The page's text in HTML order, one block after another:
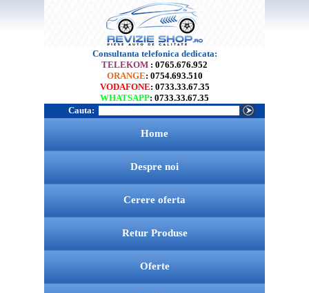
Consultanta telefonica dedicata:
TELEKOM : 0765.676.952
ORANGE: 0754.693.510
VODAFONE: 0733.33.67.35
WHATSAPP: 0733.33.67.35
Cauta:
Home
Despre noi
Cerere oferta
Retur Produse
Oferte